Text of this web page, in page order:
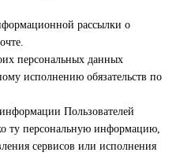
рассылки о
персональных данных
исполнению обязательств по
Пользователей
ту персональную информацию,
сервисов или исполнения